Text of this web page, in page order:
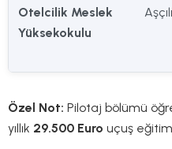
Otelcilik Meslek
Yüksekokulu
Özel Not: Pilotaj bölümü
yıllık 29.500 Euro uçuş